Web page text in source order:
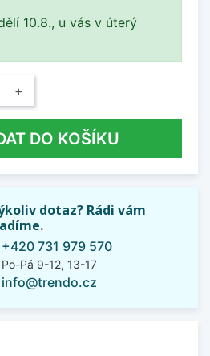
10.8., u vás v úterý
+
DO KOŠÍKU
dotaz? Rádi vám
+420 731 979 570
Po-Pá 9-12, 13-17
info@trendo.cz